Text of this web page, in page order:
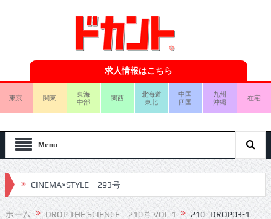
求人情報はこちら
東京 関東
東海
中部
関西
北海道
東北
中国
四国
九州
沖縄
在宅
Menu
CINEMA×STYLE 293号
CINEMA×STYLE 292号
ホーム DROP THE SCIENCE 210号 VOL.1 210_DROP03-1